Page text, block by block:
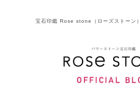
宝石印鑑 Rose stone（ローズストーン